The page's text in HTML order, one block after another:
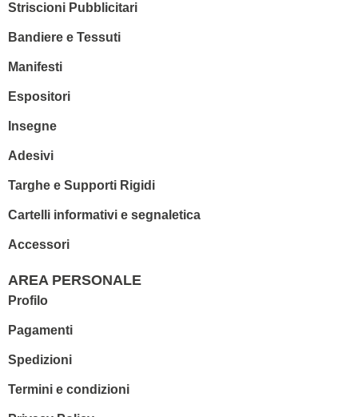
Striscioni Pubblicitari
Bandiere e Tessuti
Manifesti
Espositori
Insegne
Adesivi
Targhe e Supporti Rigidi
Cartelli informativi e segnaletica
Accessori
AREA PERSONALE
Profilo
Pagamenti
Spedizioni
Termini e condizioni